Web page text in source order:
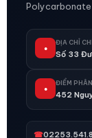
Polycarbonate
●
ĐỊA CHỈ
Số 33
●
ĐIỂM
452
☎